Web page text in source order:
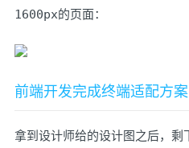
1600px的页面：
前端开发完成终端适配方案
拿到设计师给的设计图之后，